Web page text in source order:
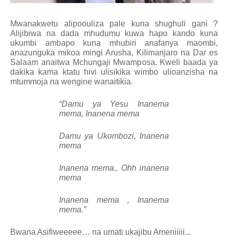
Mwanakwetu alipoouliza pale kuna shughuli gani ?
Alijibiwa na dada mhudumu kuwa hapo kando kuna
ukumbi ambapo kuna mhubiri anafanya maombi,
anazunguka mikoa mingi Arusha, Kilimanjaro na Dar es
Salaam anaitwa Mchungaji Mwamposa. Kweli baada ya
dakika kama ktatu hivi ulisikika wimbo ulioanzisha na
mtummoja na wengine wanaitikia.
“Damu ya Yesu Inanema
mema, Inanena mema
Damu ya Ukombozi, Inanena
mema
Inanena mema., Ohh inanena
mema
Inanena mema , Inanema
mema.”
Bwana Asifiweeeee… na umati ukajibu Ameniiiii...